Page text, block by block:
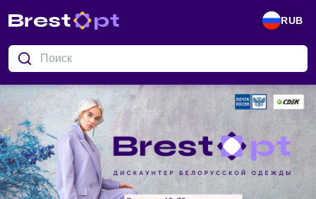
RUB